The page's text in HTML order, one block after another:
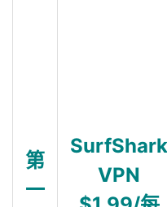
第
一
SurfShark
VPN